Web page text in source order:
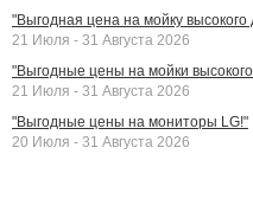
"Выгодная цена на мойку
21 Июля - 31 Августа 2026
"Выгодные цены на мойки
21 Июля - 31 Августа 2026
"Выгодные цены на мониторы LG!"
20 Июля - 31 Августа 2026